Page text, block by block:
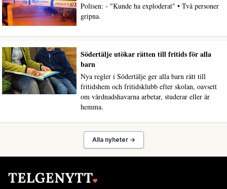
Polisen: - "Kunde ha exploderat" • Två personer
gripna.
Södertälje utökar rätten till fritids för alla
barn
Nya regler i Södertälje ger alla barn rätt till
fritidshem och fritidsklubb efter skolan, oavsett
om vårdnadshavarna arbetar, studerar eller är
hemma.
Alla nyheter →